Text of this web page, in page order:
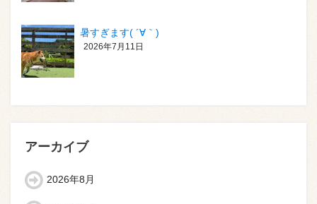
暑すぎます( ´∀｀)
2026年7月11日
アーカイブ
2026年8月